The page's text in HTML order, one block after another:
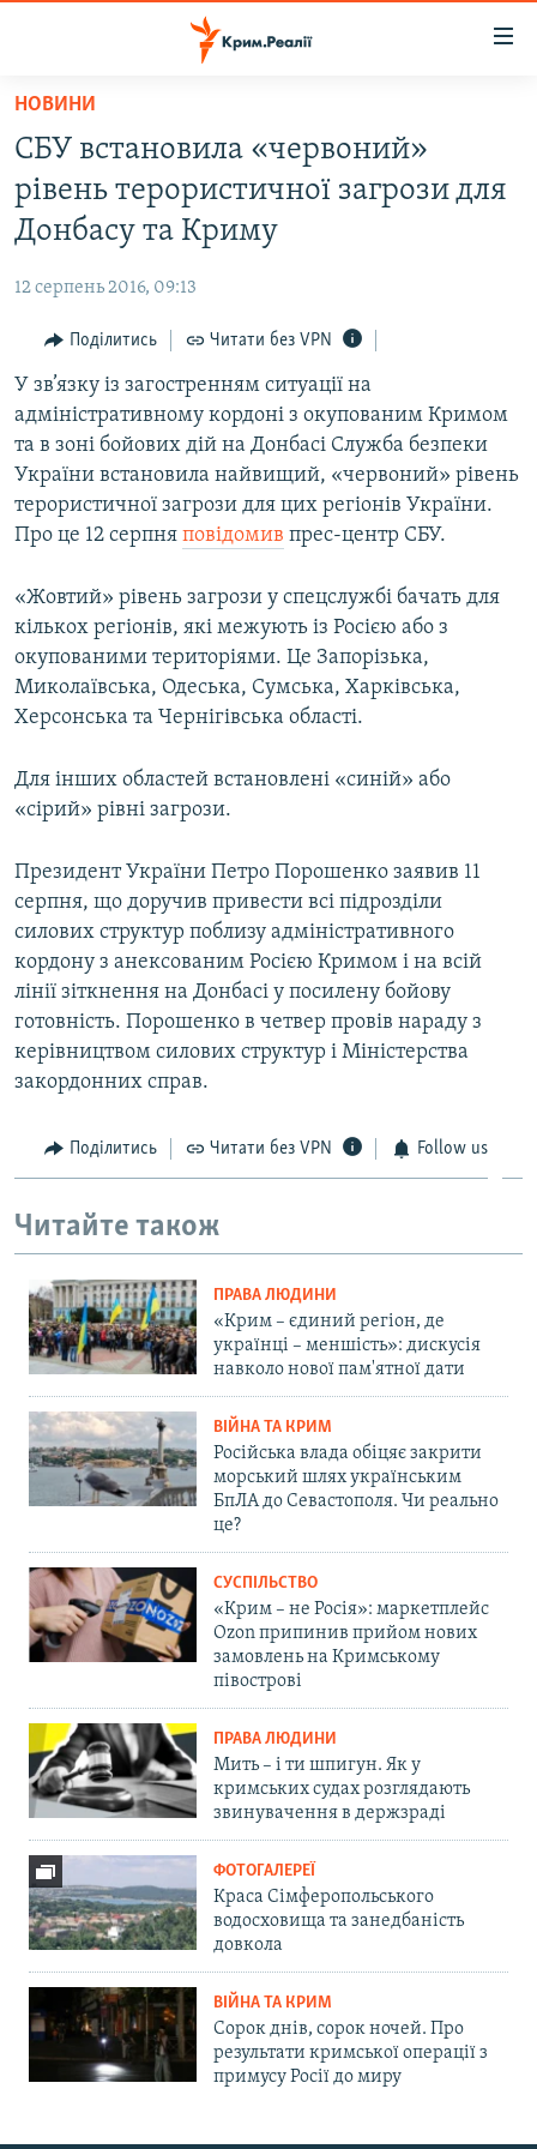
Перейти
основного
матеріалу
Перейти
до
основної
навігації
Перейти
пошуку
ВІДЕО ТА ФОТО
БЛОГИ
ПОГЛЯД
ІНТЕРВ'Ю
ВСЕ ЗА ДЕНЬ
СПЕЦПРОЕКТИ
ДЕПОРТАЦІЯ
СВІДЧЕННЯ ОКУПАЦІЇ
УКРАЇНСЬКА ПРОБЛЕМА КРИМУ
ІНФОГРАФІКА
ЯК ОБІЙТИ БЛОКУВАННЯ
Qırımtatar
ДОЛУЧАЙСЯ!
Усі сайти RFE/RL
НОВИНИ
СБУ встановила «червоний»
рівень терористичної загрози для
Донбасу та Криму
12 серпень 2016, 09:13
Поділитись Читати без VPN
У зв’язку із загостренням ситуації на
адміністративному кордоні з окупованим Кримом
та в зоні бойових дій на Донбасі Служба безпеки
України встановила найвищий, «червоний» рівень
терористичної загрози для цих регіонів України.
Про це 12 серпня повідомив прес-центр СБУ.
«Жовтий» рівень загрози у спецслужбі бачать для
кількох регіонів, які межують із Росією або з
окупованими територіями. Це Запорізька,
Миколаївська, Одеська, Сумська, Харківська,
Херсонська та Чернігівська області.
Для інших областей встановлені «синій» або
«сірий» рівні загрози.
Президент України Петро Порошенко заявив 11
серпня, що доручив привести всі підрозділи
силових структур поблизу адміністративного
кордону з анексованим Росією Кримом і на всій
лінії зіткнення на Донбасі у посилену бойову
готовність. Порошенко в четвер провів нараду з
керівництвом силових структур і Міністерства
закордонних справ.
Поділитись Читати без VPN Follow us
Читайте також
ПРАВА ЛЮДИНИ
«Крим – єдиний регіон, де
українці – меншість»: дискусія
навколо нової пам'ятної дати
ВІЙНА ТА КРИМ
Російська влада обіцяє закрити
морський шлях українським
БпЛА до Севастополя. Чи реально
це?
СУСПІЛЬСТВО
«Крим – не Росія»: маркетплейс
Ozon припинив прийом нових
замовлень на Кримському
півострові
ПРАВА ЛЮДИНИ
Мить – і ти шпигун. Як у
кримських судах розглядають
звинувачення в держзраді
ФОТОГАЛЕРЕЇ
Краса Сімферопольського
водосховища та занедбаність
довкола
ВІЙНА ТА КРИМ
Сорок днів, сорок ночей. Про
результати кримської операції з
примусу Росії до миру